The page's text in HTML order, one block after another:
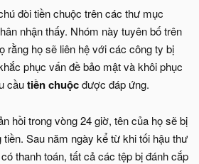
đòi tiền chuộc trên các thư mục
nhận thấy. Nhóm này tuyên bố trên
rằng họ sẽ liên hệ với các công ty bị
phục vấn đề bảo mật và khôi phục
cầutiền chuộcđược đáp ứng.
hồi trong vòng 24 giờ, tên của họ sẽ bị
Sau năm ngày kể từ khi tối hậu thư
thanh toán, tất cả các tệp bị đánh cắp